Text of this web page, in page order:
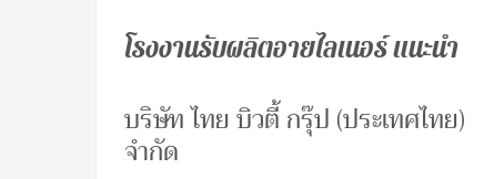
โรงงานรับผลิตอายไลเนอร์ แนะนำ
บริษัท ไทย บิวตี้ กรุ๊ป (ประเทศไทย)
จำกัด